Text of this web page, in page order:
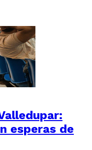
esperas de